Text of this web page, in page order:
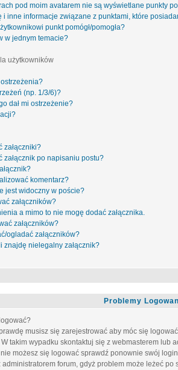
pod moim avatarem nie są wyświetlane punkty
i inne informacje związane z punktami, które
punkt pomógł/pomogła?
w jednym temacie?
użytkowników
(np. 1/3/6)?
dał mi ostrzeżenie?
załączniki?
załącznik po napisaniu postu?
komentarz?
jest widoczny w poście?
załączników?
a mimo to nie mogę dodać załącznika.
załączników?
ogladać załączników?
znajdę nielegalny załącznik?
Problemy
musisz się zarejestrować aby móc się
takim wypadku skontaktuj się z webmasterem lub
możesz się logować sprawdź ponownie swój
forum, gdyż problem może leżeć po